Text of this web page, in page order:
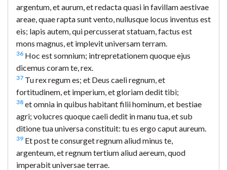
argentum, et aurum, et redacta quasi in favillam aestivae
areae, quae rapta sunt vento, nullusque locus inventus est
eis; lapis autem, qui percusserat statuam, factus est
mons magnus, et implevit universam terram.
36 Hoc est somnium; intrepretationem quoque ejus
dicemus coram te, rex.
37 Tu rex regum es; et Deus caeli regnum, et
fortitudinem, et imperium, et gloriam dedit tibi;
38 et omnia in quibus habitant filii hominum, et bestiae
agri; volucres quoque caeli dedit in manu tua, et sub
ditione tua universa constituit: tu es ergo caput aureum.
39 Et post te consurget regnum aliud minus te,
argenteum, et regnum tertium aliud aereum, quod
imperabit universae terrae.